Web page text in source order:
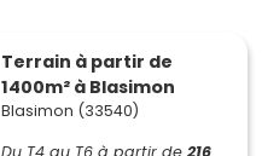
Terrain à partir de
1400m² à Blasimon
Blasimon (33540)
Du T4 au T6 à partir de 216